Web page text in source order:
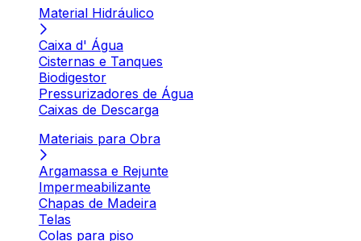
Material Hidráulico
Caixa d' Água
Cisternas e Tanques
Biodigestor
Pressurizadores de Água
Caixas de Descarga
Materiais para Obra
Argamassa e Rejunte
Impermeabilizante
Chapas de Madeira
Telas
Colas para piso